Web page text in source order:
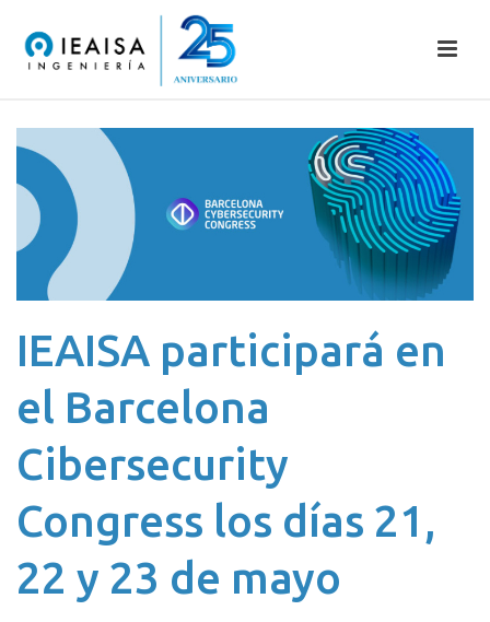
IEAISA participará en
el Barcelona
Cibersecurity
Congress los días 21,
22 y 23 de mayo